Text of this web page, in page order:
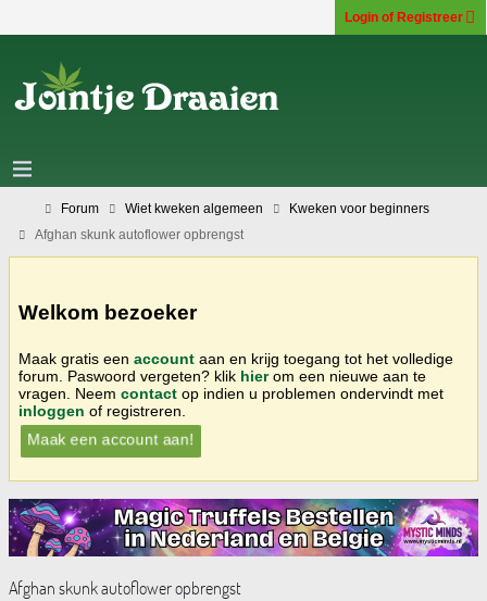
Login of Registreer
Forum Wiet kweken algemeen
Kweken voor beginners
Afghan skunk autoflower opbrengst
Welkom bezoeker
Maak gratis een account aan en krijg toegang tot het volledige
forum. Paswoord vergeten? klik hierom een nieuwe aan te
vragen. Neem contact op indien u problemen ondervindt met
inloggen of registreren.
Maak een account aan!
Afghan skunk autoflower opbrengst